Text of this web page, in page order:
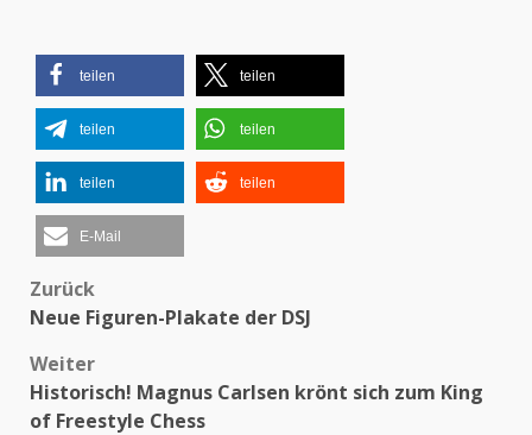
teilen teilen
teilen teilen
teilen teilen
E-Mail
Beitragsnavigation
Zurück
Neue Figuren-Plakate der DSJ
Weiter
Historisch! Magnus Carlsen krönt sich zum King
of Freestyle Chess